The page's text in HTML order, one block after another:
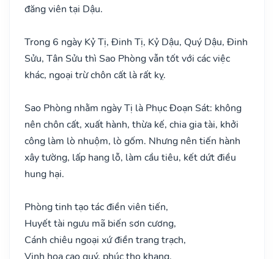
đăng viên tại Dậu.
Trong 6 ngày Kỷ Tị, Đinh Tị, Kỷ Dậu, Quý Dậu, Đinh
Sửu, Tân Sửu thì Sao Phòng vẫn tốt với các việc
khác, ngoại trừ chôn cất là rất kỵ.
Sao Phòng nhằm ngày Tị là Phục Đoạn Sát: không
nên chôn cất, xuất hành, thừa kế, chia gia tài, khởi
công làm lò nhuộm, lò gốm. Nhưng nên tiến hành
xây tường, lấp hang lỗ, làm cầu tiêu, kết dứt điều
hung hại.
Phòng tinh tạo tác điền viên tiến,
Huyết tài ngưu mã biến sơn cương,
Cánh chiêu ngoại xứ điền trang trạch,